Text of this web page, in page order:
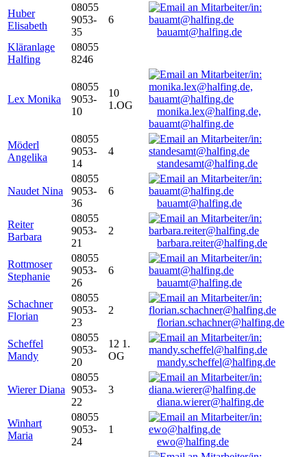
Huber
Elisabeth
08055
9053-
35
6
bauamt@halfing.de
Kläranlage
Halfing
08055
8246
Lex Monika
08055
9053-
10
10
1.OG
monika.lex@halfing.de,
bauamt@halfing.de
Möderl
Angelika
08055
9053-
14
4
standesamt@halfing.de
Naudet Nina
08055
9053-
36
6
bauamt@halfing.de
Reiter
Barbara
08055
9053-
21
2
barbara.reiter@halfing.de
Rottmoser
Stephanie
08055
9053-
26
6
bauamt@halfing.de
Schachner
Florian
08055
9053-
23
2
florian.schachner@halfing.de
Scheffel
Mandy
08055
9053-
20
12 1.
OG
mandy.scheffel@halfing.de
Wierer Diana
08055
9053-
22
3
diana.wierer@halfing.de
Winhart
Maria
08055
9053-
24
1
ewo@halfing.de